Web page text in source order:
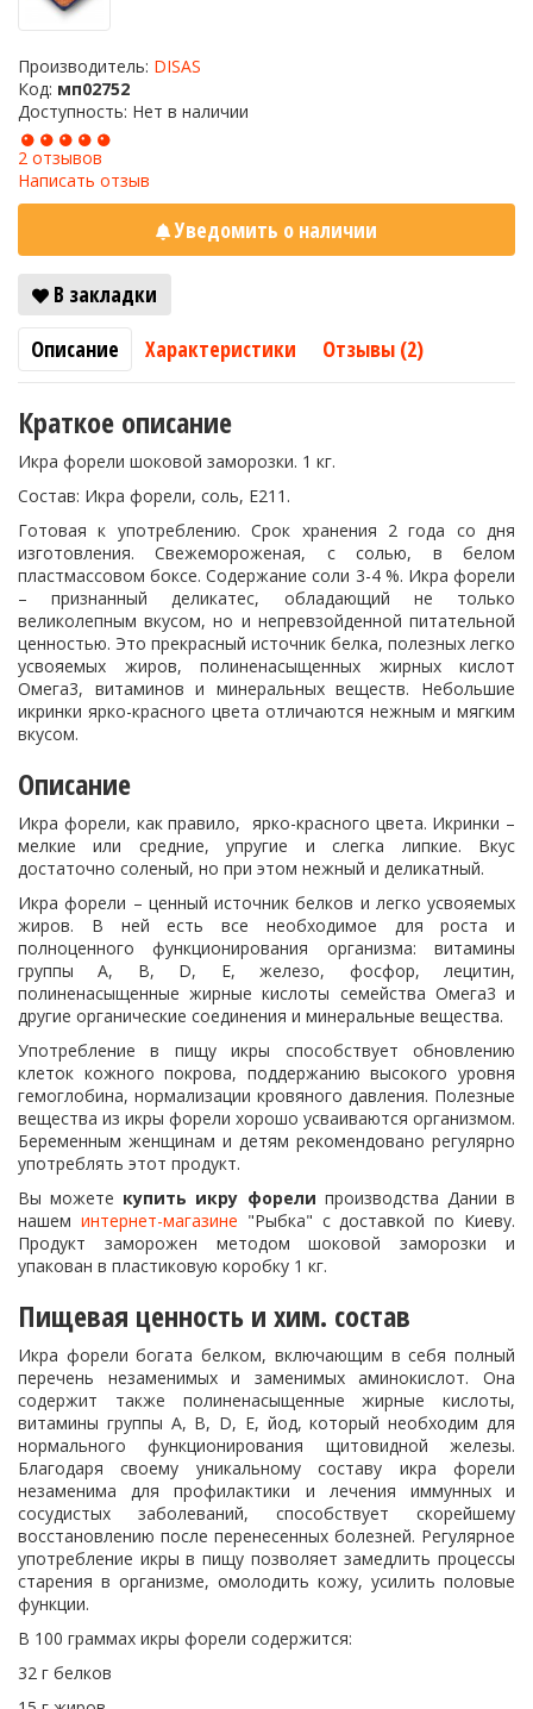
Производитель: DISAS
Код: мп02752
Доступность: Нет в наличии
2 отзывов
Написать отзыв
Уведомить о наличии
В закладки
Описание
Характеристики Отзывы (2)
Краткое описание
Икра форели шоковой заморозки. 1 кг.
Состав: Икра форели, соль, Е211.
Готовая к употреблению. Срок хранения 2 года со дня
изготовления. Свежемороженая, с солью, в белом
пластмассовом боксе. Содержание соли 3-4 %. Икра форели
– признанный деликатес, обладающий не только
великолепным вкусом, но и непревзойденной питательной
ценностью. Это прекрасный источник белка, полезных легко
усвояемых жиров, полиненасыщенных жирных кислот
Омега3, витаминов и минеральных веществ. Небольшие
икринки ярко-красного цвета отличаются нежным и мягким
вкусом.
Описание
Икра форели, как правило, ярко-красного цвета. Икринки –
мелкие или средние, упругие и слегка липкие. Вкус
достаточно соленый, но при этом нежный и деликатный.
Икра форели – ценный источник белков и легко усвояемых
жиров. В ней есть все необходимое для роста и
полноценного функционирования организма: витамины
группы А, B, D, E, железо, фосфор, лецитин,
полиненасыщенные жирные кислоты семейства Омега3 и
другие органические соединения и минеральные вещества.
Употребление в пищу икры способствует обновлению
клеток кожного покрова, поддержанию высокого уровня
гемоглобина, нормализации кровяного давления. Полезные
вещества из икры форели хорошо усваиваются организмом.
Беременным женщинам и детям рекомендовано регулярно
употреблять этот продукт.
Вы можете купить икру форели производства Дании в
нашем интернет-магазине "Рыбка" с доставкой по Киеву.
Продукт заморожен методом шоковой заморозки и
упакован в пластиковую коробку 1 кг.
Пищевая ценность и хим. состав
Икра форели богата белком, включающим в себя полный
перечень незаменимых и заменимых аминокислот. Она
содержит также полиненасыщенные жирные кислоты,
витамины группы А, B, D, E, йод, который необходим для
нормального функционирования щитовидной железы.
Благодаря своему уникальному составу икра форели
незаменима для профилактики и лечения иммунных и
сосудистых заболеваний, способствует скорейшему
восстановлению после перенесенных болезней. Регулярное
употребление икры в пищу позволяет замедлить процессы
старения в организме, омолодить кожу, усилить половые
функции.
В 100 граммах икры форели содержится:
32 г белков